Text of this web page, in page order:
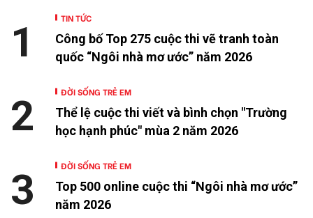
TIN TỨC
Công bố Top 275 cuộc thi vẽ tranh toàn
quốc “Ngôi nhà mơ ước” năm 2026
1
ĐỜI SỐNG TRẺ EM
Thể lệ cuộc thi viết và bình chọn "Trường
học hạnh phúc" mùa 2 năm 2026
2
ĐỜI SỐNG TRẺ EM
Top 500 online cuộc thi “Ngôi nhà mơ ước”
năm 2026
3